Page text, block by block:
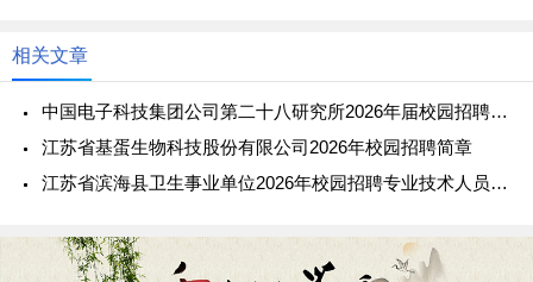
相关文章
中国电子科技集团公司第二十八研究所2026年届校园招聘工作人员
江苏省基蛋生物科技股份有限公司2026年校园招聘简章
江苏省滨海县卫生事业单位2026年校园招聘专业技术人员公告